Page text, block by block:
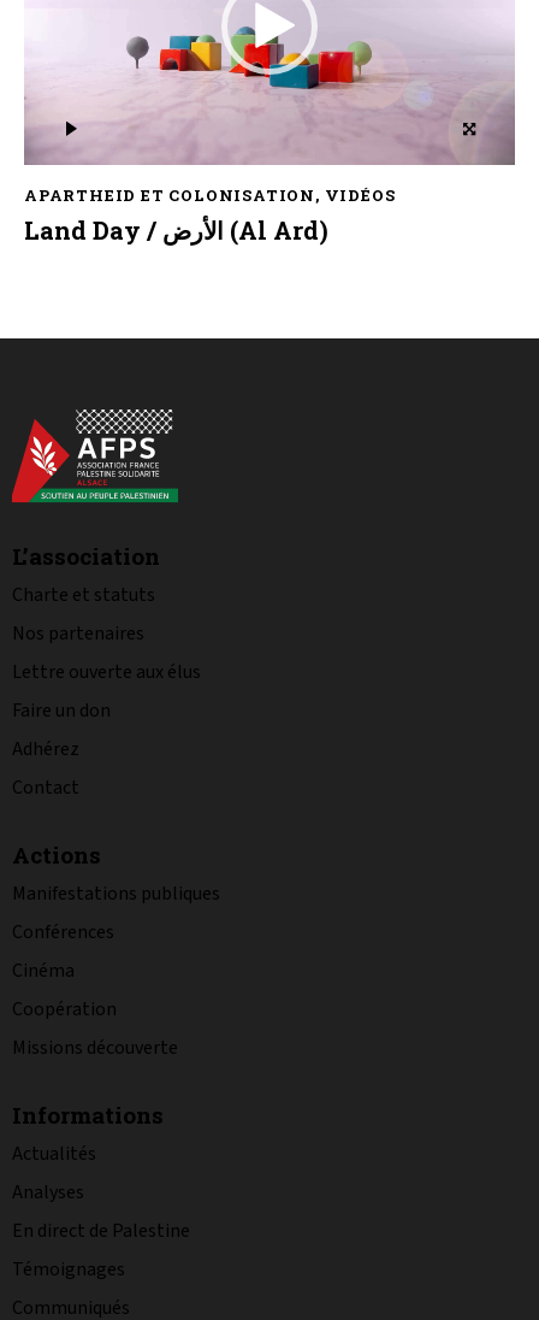
APARTHEID ET COLONISATION, VIDÉOS
Land Day / الأرض (Al Ard)
L’association
Charte et statuts
Nos partenaires
Lettre ouverte aux élus
Faire un don
Adhérez
Contact
Actions
Manifestations publiques
Conférences
Cinéma
Coopération
Missions découverte
Informations
Actualités
Analyses
En direct de Palestine
Témoignages
Communiqués